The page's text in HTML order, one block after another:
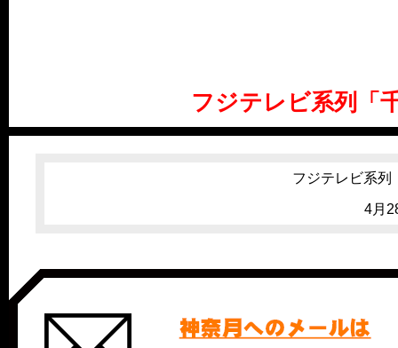
フジテレビ系列「
フジテレビ系列
4月